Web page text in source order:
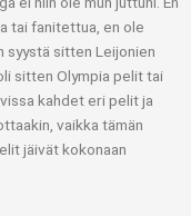
tai fanitettua, en ole
syystä sitten Leijonien
sitten Olympia pelit tai
kahdet eri pelit ja
vaikka tämän
jäivät kokonaan